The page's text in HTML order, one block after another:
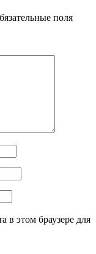
поля
в этом браузере для